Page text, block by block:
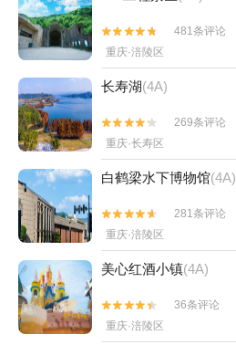


481条评论
重庆·涪陵区
长寿湖(4A)


269条评论
重庆·长寿区
白鹤梁水下博物馆(4A)


281条评论
重庆·涪陵区
美心红酒小镇(4A)


36条评论
重庆·涪陵区